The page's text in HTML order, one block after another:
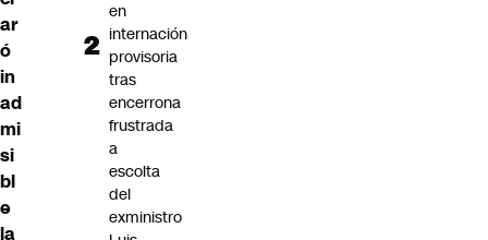
ar
ó
in
ad
mi
si
bl
e
la
en
internación
provisoria
tras
encerrona
frustrada
a
escolta
del
exministro